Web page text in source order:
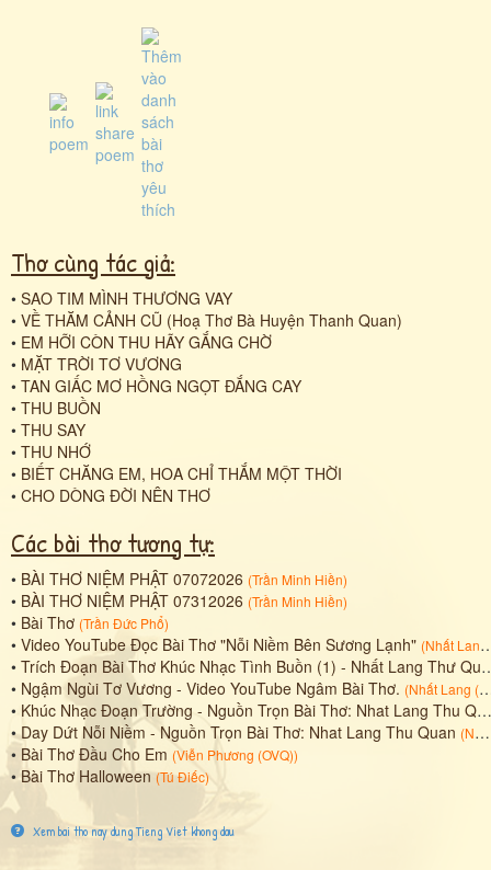
Thơ cùng tác giả:
• SAO TIM MÌNH THƯƠNG VAY
• VỀ THĂM CẢNH CŨ (Hoạ Thơ Bà Huyện Thanh Quan)
• EM HỠI CÒN THU HÃY GẮNG CHỜ
• MẶT TRỜI TƠ VƯƠNG
• TAN GIẤC MƠ HỒNG NGỌT ĐẮNG CAY
• THU BUỒN
• THU SAY
• THU NHỚ
• BIẾT CHĂNG EM, HOA CHỈ THẮM MỘT THỜI
• CHO DÒNG ĐỜI NÊN THƠ
Các bài thơ tương tự:
• BÀI THƠ NIỆM PHẬT 07072026 (Trần Minh Hiền)
• BÀI THƠ NIỆM PHẬT 07312026 (Trần Minh Hiền)
• Bài Thơ (Trần Đức Phổ)
• Video YouTube Đọc Bài Thơ "Nỗi Niềm Bên Sương Lạnh" (Nhất Lang (Nguyễn Thành Sáng)
• Trích Đoạn Bài Thơ Khúc Nhạc Tình Buồn (1) - Nhất Lang Thư Quán
• Ngậm Ngùi Tơ Vương - Video YouTube Ngâm Bài Thơ. (Nhất Lang (Nguyễn Thành Sáng)
• Khúc Nhạc Đoạn Trường - Nguồn Trọn Bài Thơ: Nhat Lang Thu Quan
•Day Dứt Nỗi Niềm - Nguồn Trọn Bài Thơ: Nhat Lang Thu Quan (Nhất Lang (Nguyễn Thành Sáng)
• Bài Thơ Đầu Cho Em (Viễn Phương (OVQ))
•Bài Thơ Halloween (Tú Điếc)
Xem bai tho nay dung Tieng Viet khong dau